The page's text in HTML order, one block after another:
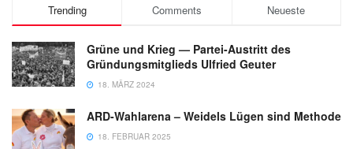
Trending Comments Neueste
Grüne und Krieg — Partei-Austritt des
Gründungsmitglieds Ulfried Geuter
18. MÄRZ 2024
ARD-Wahlarena – Weidels Lügen sind Methode
18. FEBRUAR 2025